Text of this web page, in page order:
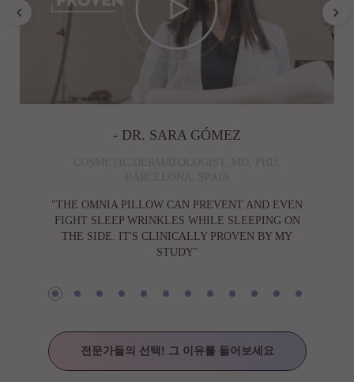
- DR. SARA GÓMEZ
"THE OMNIA PILLOW CAN PREVENT AND EVEN
FIGHT SLEEP WRINKLES WHILE SLEEPING ON
THE SIDE. IT'S CLINICALLY PROVEN BY MY
STUDY"
전문가들의 선택! 그 이유를 들어보세요